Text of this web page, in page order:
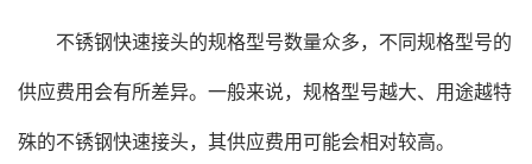
不锈钢快速接头的规格型号数量众多，不同规格型号的
供应费用会有所差异。一般来说，规格型号越大、用途越特
殊的不锈钢快速接头，其供应费用可能会相对较高。